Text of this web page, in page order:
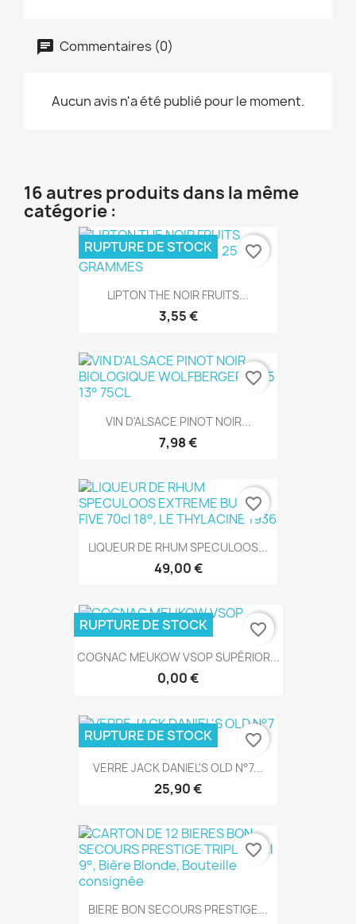
Commentaires (0)
Aucun avis n'a été publié pour le moment.
16 autres produits dans la même
catégorie :
LIPTON THE NOIR FRUITS...
3,55 €
RUPTURE DE STOCK favorite_border
VIN D'ALSACE PINOT NOIR...
7,98 €
favorite_border
LIQUEUR DE RHUM SPECULOOS...
49,00 €
favorite_border
COGNAC MEUKOW VSOP SUPÉRIOR...
0,00 €
RUPTURE DE STOCK favorite_border
VERRE JACK DANIEL'S OLD N°7...
25,90 €
RUPTURE DE STOCK favorite_border
BIERE BON SECOURS PRESTIGE...
favorite_border